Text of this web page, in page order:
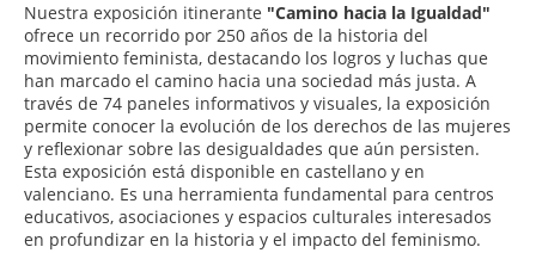
Nuestra exposición itinerante "Camino hacia la Igualdad"
ofrece un recorrido por 250 años de la historia del
movimiento feminista, destacando los logros y luchas que
han marcado el camino hacia una sociedad más justa. A
través de 74 paneles informativos y visuales, la exposición
permite conocer la evolución de los derechos de las mujeres
y reflexionar sobre las desigualdades que aún persisten.
Esta exposición está disponible en castellano y en
valenciano. Es una herramienta fundamental para centros
educativos, asociaciones y espacios culturales interesados
en profundizar en la historia y el impacto del feminismo.